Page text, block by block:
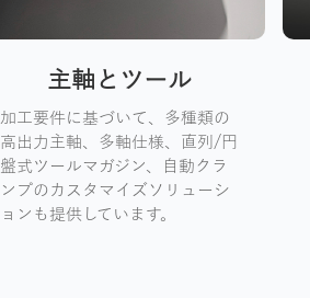
主軸とツール
加工要件に基づいて、多種類の
高出力主軸、多軸仕様、直列/円
盤式ツールマガジン、自動クラ
ンプのカスタマイズソリューシ
ョンも提供しています。